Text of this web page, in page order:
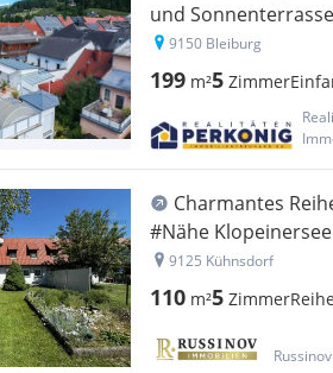
und
9150 Bleiburg
199 m²5 Zimmer
Charmantes
#Nähe Klopeinersee
9125 Kühnsdorf
110 m²5 Zimmer